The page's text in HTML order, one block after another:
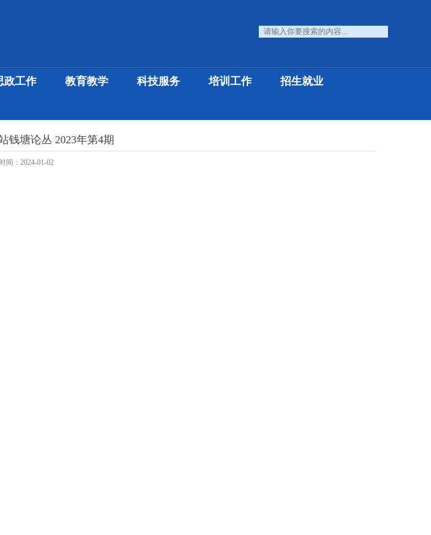
政工作 教育教学 科技服务 培训工作 招生就业
钱塘论丛 2023年第4期
时间：2024-01-02